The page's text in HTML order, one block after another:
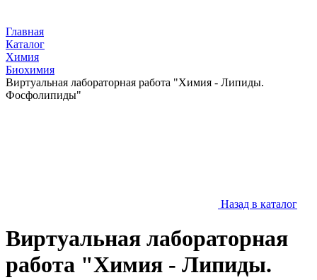
Главная
Каталог
Химия
Биохимия
Виртуальная лабораторная работа "Химия - Липиды.
Фосфолипиды"
Назад в каталог
Виртуальная лабораторная
работа "Химия - Липиды.